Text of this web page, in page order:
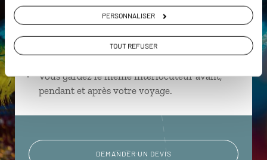
PERSONNALISER
TOUT REFUSER
près de vos envies et de la réalité du pays.
Échangez en face à face ou depuis nos studios
connectés en agence, mais aussi par email ou
téléphone.
Vous gardez le même interlocuteur avant,
pendant et après votre voyage.
DEMANDER UN DEVIS